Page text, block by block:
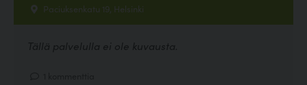
Paciuksenkatu 19, Helsinki
Tällä palvelulla ei ole kuvausta.